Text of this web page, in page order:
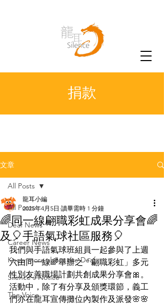
捐款
文章
All Posts
Deaf News
Career News
Know more about the Deaf
Silence's Notice
The Voice
All Posts
🌈同一線翩職彩虹成果分享會🌈
及🎈手語氣球社區服務🎈
龍耳小編
2025年4月5日 讀畢需時 1 分鐘
我們與手語氣球班組員一起參與了上週
六由同一線🌈舉辦之「翩職彩虹」多元
性別友善職場計劃共創成果分享會🎀。
活動中，除了有分享及頒獎環節，義工
們亦在龍耳宣傳攤位內製作及派發🌸🌸